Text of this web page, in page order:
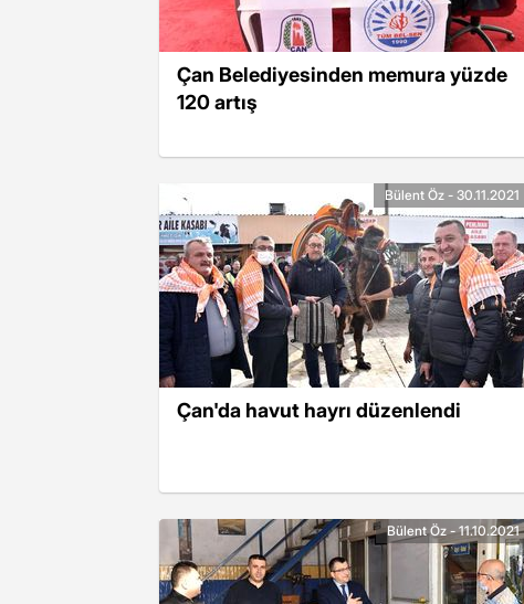
Çan Belediyesinden memura yüzde
120 artış
Çan'da havut hayrı düzenlendi
Bülent Öz - 30.11.2021
Bülent Öz - 11.10.2021